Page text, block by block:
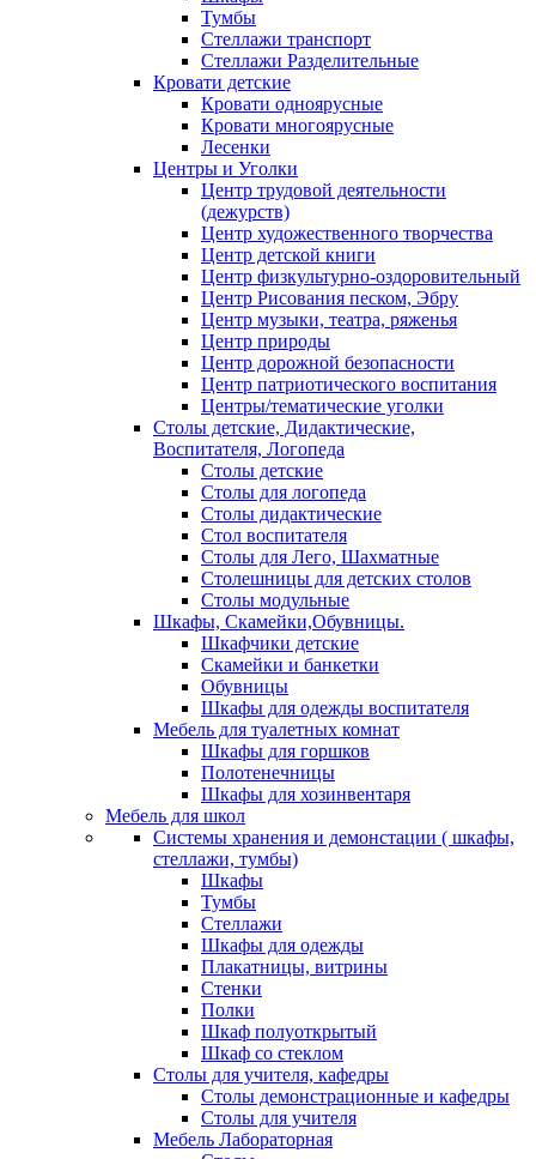
Тумбы
Стеллажи транспорт
Стеллажи Разделительные
Кровати детские
Кровати одноярусные
Кровати многоярусные
Лесенки
Центры и Уголки
Центр трудовой деятельности
(дежурств)
Центр художественного творчества
Центр детской книги
Центр физкультурно-оздоровительный
Центр Рисования песком, Эбру
Центр музыки, театра, ряженья
Центр природы
Центр дорожной безопасности
Центр патриотического воспитания
Центры/тематические уголки
Столы детские, Дидактические,
Воспитателя, Логопеда
Столы детские
Столы для логопеда
Столы дидактические
Стол воспитателя
Столы для Лего, Шахматные
Столешницы для детских столов
Столы модульные
Шкафы, Скамейки,Обувницы.
Шкафчики детские
Скамейки и банкетки
Обувницы
Шкафы для одежды воспитателя
Мебель для туалетных комнат
Шкафы для горшков
Полотенечницы
Шкафы для хозинвентаря
Мебель для школ
Системы хранения и демонстации ( шкафы,
стеллажи, тумбы)
Шкафы
Тумбы
Стеллажи
Шкафы для одежды
Плакатницы, витрины
Стенки
Полки
Шкаф полуоткрытый
Шкаф со стеклом
Столы для учителя, кафедры
Столы демонстрационные и кафедры
Столы для учителя
Мебель Лабораторная